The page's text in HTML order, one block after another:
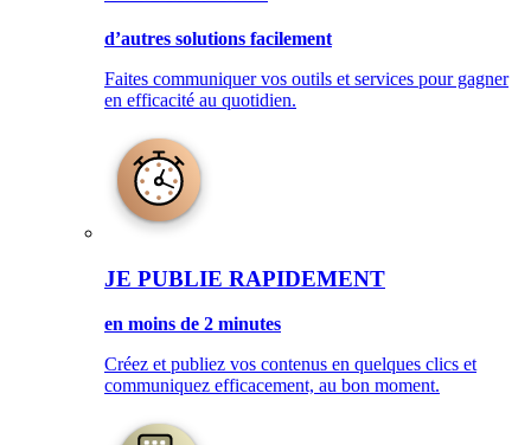
d’autres solutions facilement
Faites communiquer vos outils et services pour gagner
en efficacité au quotidien.
JE PUBLIE RAPIDEMENT
en moins de 2 minutes
Créez et publiez vos contenus en quelques clics et
communiquez efficacement, au bon moment.